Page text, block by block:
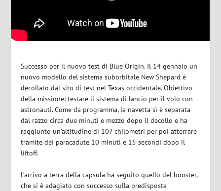
Successo per il nuovo test di Blue Origin. Il 14 gennaio un
nuovo modello del sistema suborbitale New Shepard è
decollato dal sito di test nel Texas occidentale. Obiettivo
della missione: testare il sistema di lancio per il volo con
astronauti. Come da programma, la navetta sì è separata
dal razzo circa due minuti e mezzo dopo il decollo e ha
raggiunto un’altitudine di 107 chilometri per poi atterrare
tramite dei paracadute 10 minuti e 15 secondi dopo il
liftoff.
L’arrivo a terra della capsula ha seguito quello del booster,
che si è adagiato con successo sulla predisposta